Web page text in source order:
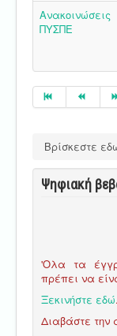
Ανακοινώσεις
ΠΥΣΠΕ
Βρίσκεστε
Ψηφιακή
'Ολα τα
πρέπει να
Ξεκινήστε εδώ.
Διαβάστε την